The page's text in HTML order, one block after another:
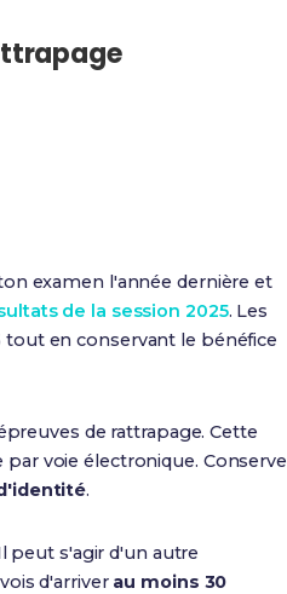
examen l'année dernière et
de la session 2025. Les
en conservant le bénéfice
de rattrapage. Cette
voie électronique. Conserve
.
peut s'agir d'un autre
d'arriver au moins 30